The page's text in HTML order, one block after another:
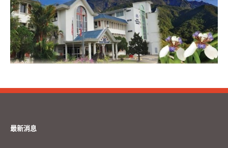
最新消息